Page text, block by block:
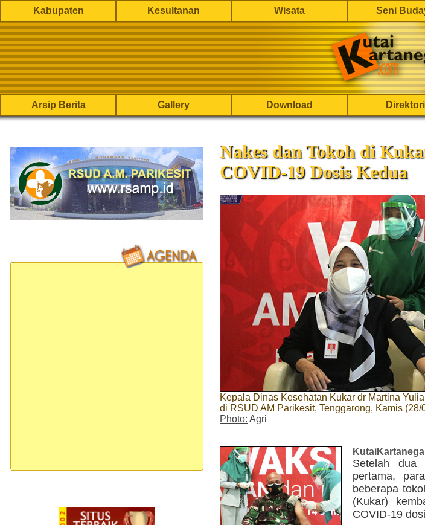
Kabupaten Kesultanan Wisata Seni
Arsip Berita Gallery Download Direktori
Nakes dan Tokoh di
COVID-19 Dosis Kedua
Kepala Dinas Kesehatan Kukar dr Martina
di RSUD AM Parikesit, Tenggarong, Kamis (28/
Photo: Agri
Setelah dua
pertama,
beberapa
(Kukar)
COVID-19